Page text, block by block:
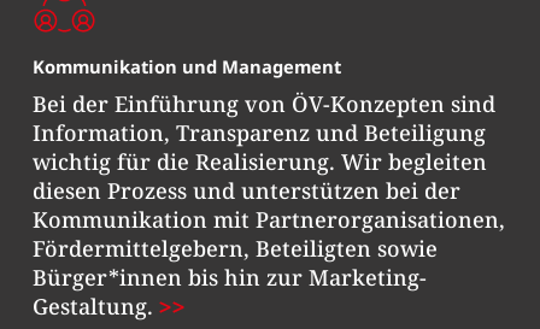
Kommunikation und Management
Bei der Einführung von ÖV-Konzepten sind
Information, Transparenz und Beteiligung
wichtig für die Realisierung. Wir begleiten
diesen Prozess und unterstützen bei der
Kommunikation mit Partnerorganisationen,
Fördermittelgebern, Beteiligten sowie
Bürger*innen bis hin zur Marketing-
Gestaltung.